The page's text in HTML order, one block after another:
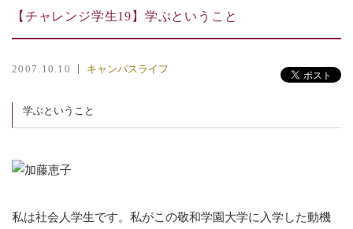
【チャレンジ学生19】学ぶということ
2007.10.10 キャンパスライフ
学ぶということ
私は社会人学生です。私がこの敬和学園大学に入学した動機